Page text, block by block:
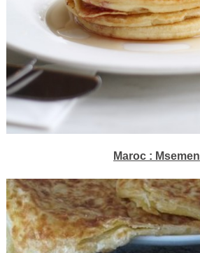
Maroc : Msemen